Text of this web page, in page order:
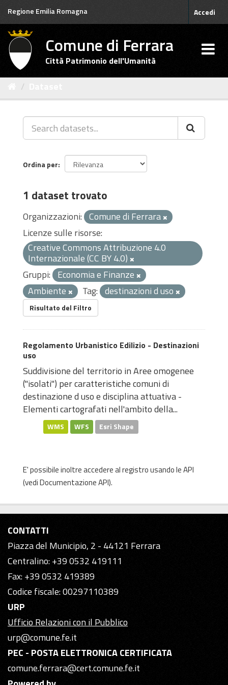
Salta
contenuto
Regione Emilia Romagna Accedi
Comune di Ferrara
Città Patrimonio dell'Umanità
Ordina per
1 dataset trovato
Organizzazioni: Comune di Ferrara
Licenze sulle risorse:
Creative Commons Attribuzione 4.0
Internazionale (CC BY 4.0)
Gruppi: Economia e Finanze
Ambiente
Tag: destinazioni d uso
Risultato del Filtro
Regolamento Urbanistico Edilizio - Destinazioni
uso
Suddivisione del territorio in Aree omogenee
("isolati") per caratteristiche comuni di
destinazione d uso e disciplina attuativa -
Elementi cartografati nell'ambito della...
WMS WFS Esri Shape
E' possibile inoltre accedere al registro usando leAPI
(vediDocumentazione API).
CONTATTI
Piazza del Municipio, 2 - 44121 Ferrara
Centralino: +39 0532 419111
Fax: +39 0532 419389
Codice fiscale: 00297110389
URP
Ufficio Relazioni con il Pubblico
urp@comune.fe.it
PEC - POSTA ELETTRONICA CERTIFICATA
comune.ferrara@cert.comune.fe.it